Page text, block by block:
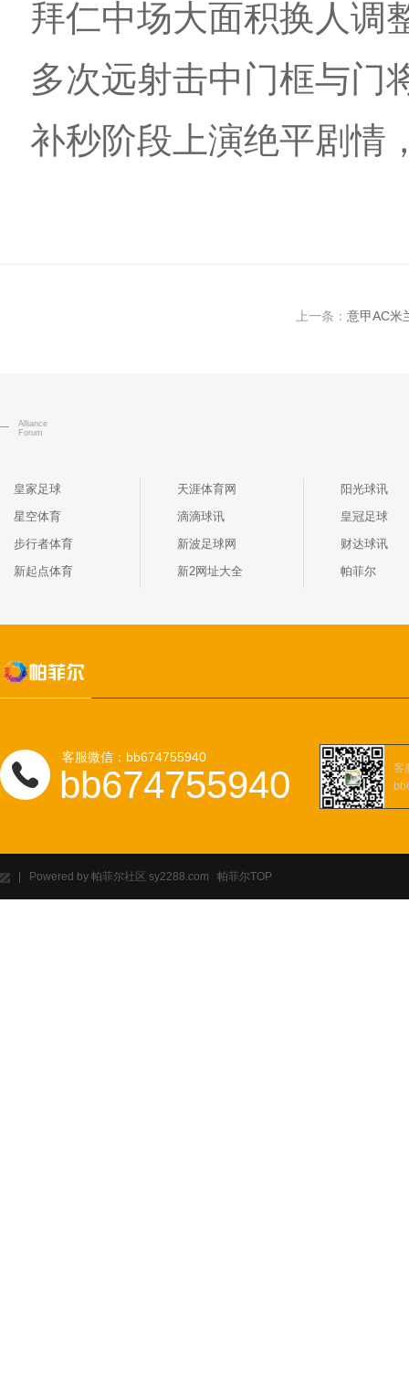
拜仁中场大面积换人调
多次远射击中门框与门
补秒阶段上演绝平剧情
上一条： 意甲AC米
Alliance
Forum
皇家足球 天涯体育网
阳光球讯
星空体育
滴滴球讯
皇冠足球
步行者体育
新波足球网
财达球讯
新起点体育
新2网址大全 帕菲尔
客服微信：bb674755940
bb674755940
客
| Powered by 帕菲尔社区 sy2288.com 帕菲尔TOP